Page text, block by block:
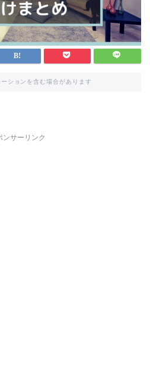
ションを含む場合があります
ンサーリンク